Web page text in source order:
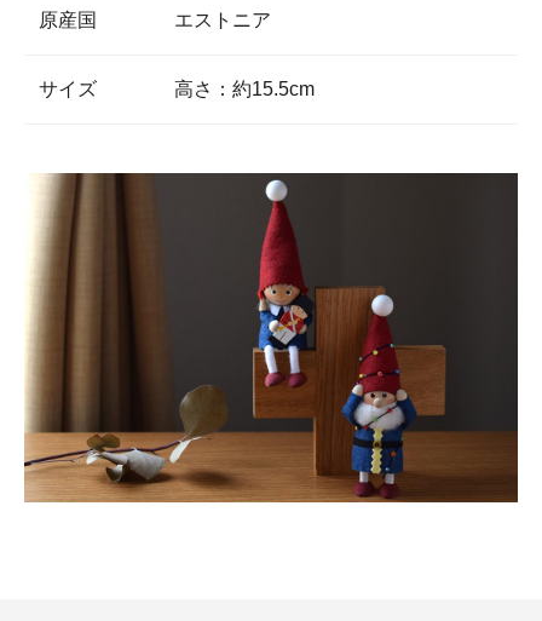
原産国 エストニア
サイズ 高さ：約15.5cm